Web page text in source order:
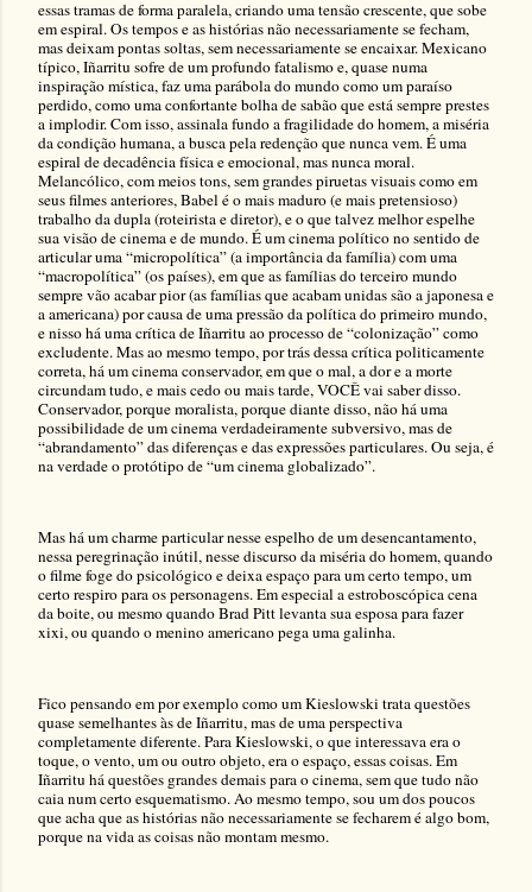
essas tramas de forma paralela, criando uma tensão crescente, que sobe
em espiral. Ostempos e as histórias não necessariamente se fecham,
mas deixam pontas soltas, sem necessariamente se encaixar. Mexicano
típico, Iñarritu sofre de um profundo fatalismo e, quase numa
inspiração mística, faz uma parábola do mundo como um paraíso
perdido, como uma confortante bolha de sabão que está sempre prestes
a implodir. Com isso, assinala fundo a fragilidade do homem, a miséria
da condição humana, a busca pela redenção que nunca vem. É uma
espiral de decadência física e emocional, mas nunca moral.
Melancólico, com meios tons, sem grandes piruetas visuais como em
seus filmes anteriores, Babel é o mais maduro (e mais pretensioso)
trabalho da dupla (roteirista e diretor), e o que talvez melhor espelhe
sua visão de cinema e de mundo. É um cinema político no sentido de
articular uma “micropolítica” (a importância da família) com uma
“macropolítica” (os países), em que as famílias do terceiro mundo
sempre vão acabar pior (as famílias que acabam unidas são a japonesa e
a americana) por causa de uma pressão da política do primeiro mundo,
e nisso há uma crítica de Iñarritu ao processo de “colonização” como
excludente. Mas ao mesmo tempo, por trás dessa crítica politicamente
correta, há um cinema conservador, em que o mal, a dor e a morte
circundam tudo, e mais cedo ou mais tarde, VOCÊ vai saber disso.
Conservador, porque moralista, porque diante disso, não há uma
possibilidade de um cinema verdadeiramente subversivo, mas de
“abrandamento” das diferenças e das expressões particulares. Ou seja, é
na verdade o protótipo de “um cinema globalizado”.
Mas há um charme particular nesse espelho de um desencantamento,
nessa peregrinação inútil, nesse discurso da miséria do homem, quando
o filme foge do psicológico e deixa espaço para um certo tempo, um
certo respiro para os personagens. Em especial a estroboscópica cena
da boite, ou mesmo quando Brad Pitt levanta sua esposa para fazer
xixi, ou quando o menino americano pega uma galinha.
Fico pensando em por exemplo como um Kieslowski trata questões
quase semelhantes às de Iñarritu, mas de uma perspectiva
completamente diferente. Para Kieslowski, o que interessava era o
toque, o vento, um ou outro objeto, era o espaço, essas coisas. Em
Iñarritu há questões grandes demais para o cinema, sem que tudo não
caia num certo esquematismo. Ao mesmo tempo, sou um dos poucos
que acha que as histórias não necessariamente se fecharem é algo bom,
porque na vida as coisas não montam mesmo.